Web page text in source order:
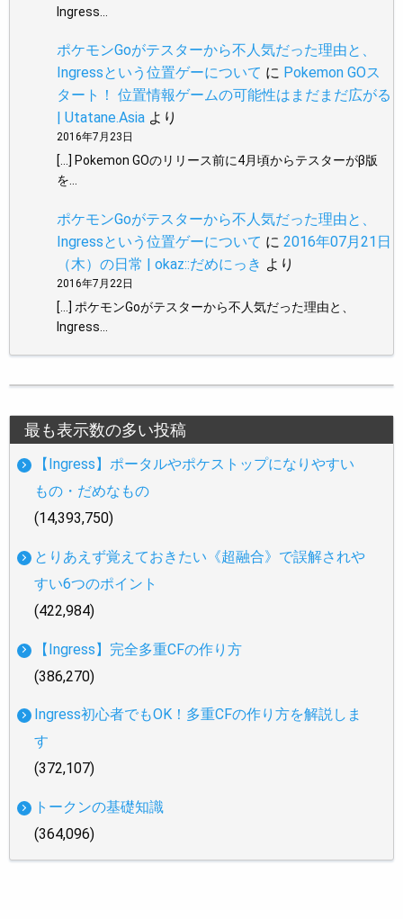
Ingress…
ポケモンGoがテスターから不人気だった理由と、
Ingressという位置ゲーについて に Pokemon GOス
タート！ 位置情報ゲームの可能性はまだまだ広がる
| Utatane.Asia より
2016年7月23日
[…] Pokemon GOのリリース前に4月頃からテスターがβ版
を…
ポケモンGoがテスターから不人気だった理由と、
Ingressという位置ゲーについて に 2016年07月21日
（木）の日常 | okaz::だめにっき より
2016年7月22日
[…] ポケモンGoがテスターから不人気だった理由と、
Ingress…
最も表示数の多い投稿
【Ingress】ポータルやポケストップになりやすい
もの・だめなもの
(14,393,750)
とりあえず覚えておきたい《超融合》で誤解されや
すい6つのポイント
(422,984)
【Ingress】完全多重CFの作り方
(386,270)
Ingress初心者でもOK！多重CFの作り方を解説しま
す
(372,107)
トークンの基礎知識
(364,096)